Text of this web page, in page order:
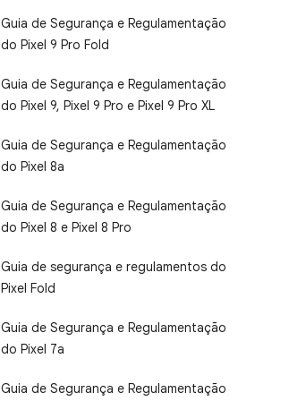
Guia de Segurança e Regulamentação
do Pixel 9 Pro Fold
Guia de Segurança e Regulamentação
do Pixel 9, Pixel 9 Pro e Pixel 9 Pro XL
Guia de Segurança e Regulamentação
do Pixel 8a
Guia de Segurança e Regulamentação
do Pixel 8 e Pixel 8 Pro
Guia de segurança e regulamentos do
Pixel Fold
Guia de Segurança e Regulamentação
do Pixel 7a
Guia de Segurança e Regulamentação